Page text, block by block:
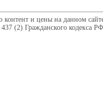
и цены на данном
(2) Гражданского кодекса